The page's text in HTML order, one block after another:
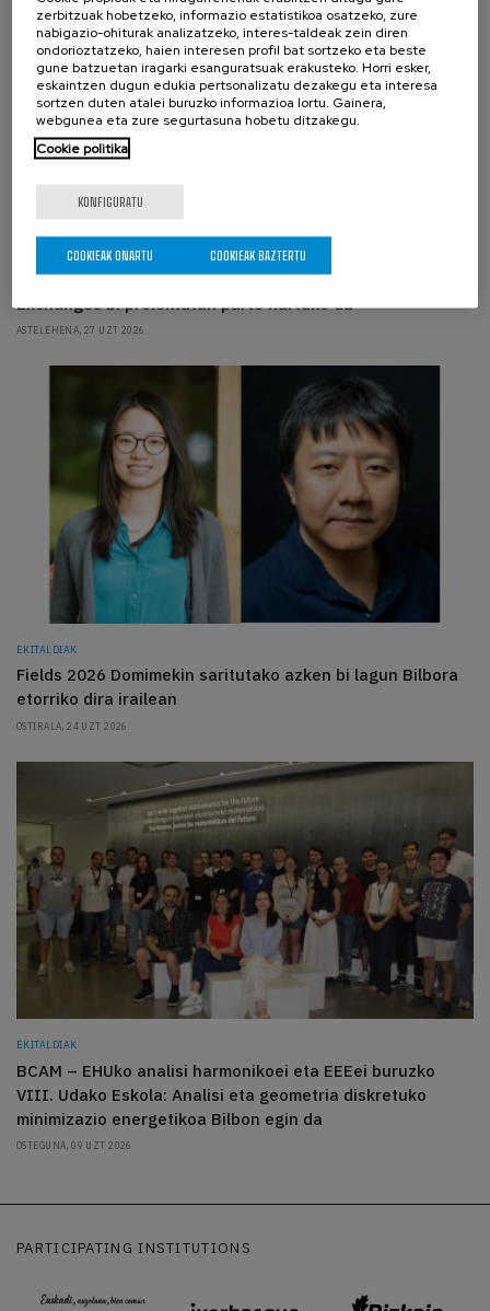
ZENTROARI BURUZ, BCAM PERTSONAK
matematikaren zeharkako indarra erakusten duten
europako Marie Skłodowska-Curie Actions Staff
Exchanges bi proiektutan parte hartuko du
ASTELEHENA, 27 UZT 2026
EKITALDIAK
Fields 2026 Domimekin saritutako azken bi lagun Bilbora
etorriko dira irailean
OSTIRALA, 24 UZT 2026
EKITALDIAK
BCAM – EHUko analisi harmonikoei eta EEEei buruzko
VIII. Udako Eskola: Analisi eta geometria diskretuko
minimizazio energetikoa Bilbon egin da
OSTEGUNA, 09 UZT 2026
PARTICIPATING INSTITUTIONS
zerbitzuak hobetzeko, informazio estatistikoa osatzeko, zure
nabigazio-ohiturak analizatzeko, interes-taldeak zein diren
ondorioztatzeko, haien interesen profil bat sortzeko eta beste
gune batzuetan iragarki esanguratsuak erakusteko. Horri esker,
eskaintzen dugun edukia pertsonalizatu dezakegu eta interesa
sortzen duten atalei buruzko informazioa lortu. Gainera,
webgunea eta zure segurtasuna hobetu ditzakegu.
Cookie politika
KONFIGURATU
COOKIEAK BAZTERTU
COOKIEAK ONARTU